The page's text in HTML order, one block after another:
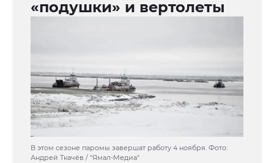
«подушки» и вертолеты
В этом сезоне паромы завершат работу 4 ноября. Фото:
Андрей Ткачёв / "Ямал-Медиа"